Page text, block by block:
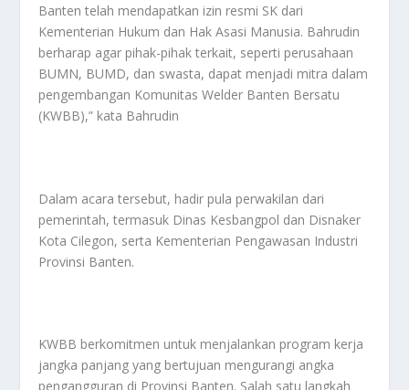
Banten telah mendapatkan izin resmi SK dari
Kementerian Hukum dan Hak Asasi Manusia. Bahrudin
berharap agar pihak-pihak terkait, seperti perusahaan
BUMN, BUMD, dan swasta, dapat menjadi mitra dalam
pengembangan Komunitas Welder Banten Bersatu
(KWBB),” kata Bahrudin
Dalam acara tersebut, hadir pula perwakilan dari
pemerintah, termasuk Dinas Kesbangpol dan Disnaker
Kota Cilegon, serta Kementerian Pengawasan Industri
Provinsi Banten.
KWBB berkomitmen untuk menjalankan program kerja
jangka panjang yang bertujuan mengurangi angka
pengangguran di Provinsi Banten. Salah satu langkah